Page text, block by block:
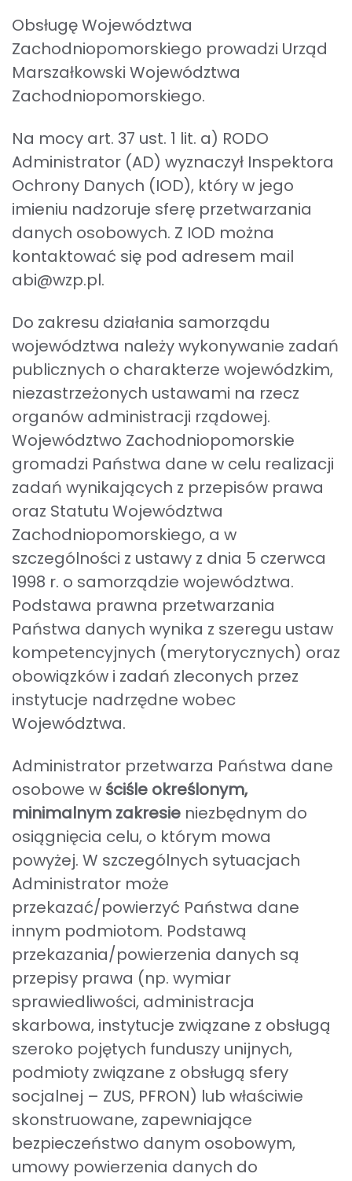
Obsługę Województwa
Zachodniopomorskiego prowadzi Urząd
Marszałkowski Województwa
Zachodniopomorskiego.
Na mocy art. 37 ust. 1 lit. a) RODO
Administrator (AD) wyznaczył Inspektora
Ochrony Danych (IOD), który w jego
imieniu nadzoruje sferę przetwarzania
danych osobowych. Z IOD można
kontaktować się pod adresem mail
abi@wzp.pl.
Do zakresu działania samorządu
województwa należy wykonywanie zadań
publicznych o charakterze wojewódzkim,
niezastrzeżonych ustawami na rzecz
organów administracji rządowej.
Województwo Zachodniopomorskie
gromadzi Państwa dane w celu realizacji
zadań wynikających z przepisów prawa
oraz Statutu Województwa
Zachodniopomorskiego, a w
szczególności z ustawy z dnia 5 czerwca
1998 r. o samorządzie województwa.
Podstawa prawna przetwarzania
Państwa danych wynika z szeregu ustaw
kompetencyjnych (merytorycznych) oraz
obowiązków i zadań zleconych przez
instytucje nadrzędne wobec
Województwa.
Administrator przetwarza Państwa dane
osobowe w ściśle określonym,
minimalnym zakresie niezbędnym do
osiągnięcia celu, o którym mowa
powyżej. W szczególnych sytuacjach
Administrator może
przekazać/powierzyć Państwa dane
innym podmiotom. Podstawą
przekazania/powierzenia danych są
przepisy prawa (np. wymiar
sprawiedliwości, administracja
skarbowa, instytucje związane z obsługą
szeroko pojętych funduszy unijnych,
podmioty związane z obsługą sfery
socjalnej – ZUS, PFRON) lub właściwie
skonstruowane, zapewniające
bezpieczeństwo danym osobowym,
umowy powierzenia danych do